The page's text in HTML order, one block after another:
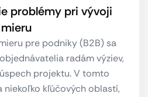
problémy pri vývoji
pre podniky (B2B) sa
radám výziev,
projektu. V tomto
niekoľko kľúčových oblastí,